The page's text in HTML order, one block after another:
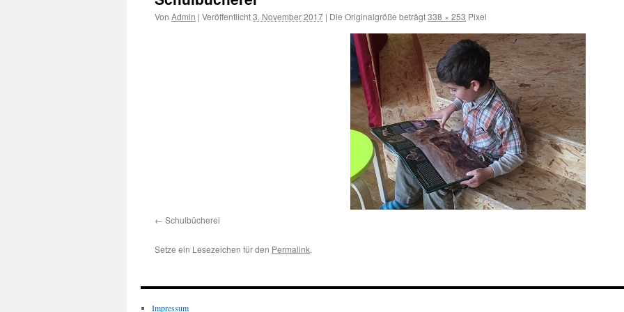
Von Admin | Veröffentlicht3. November 2017 | Die Originalgröße beträgt338 × 253 Pixel
Schulbücherei
Setze ein Lesezeichen für den Permalink.
Impressum